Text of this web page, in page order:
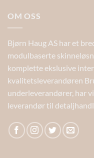
OM OSS
Bjørn Haug AS har et
modulbaserte
komplette ekslusive
kvalitetsleverandøren
underleverandører, har
leverandør til